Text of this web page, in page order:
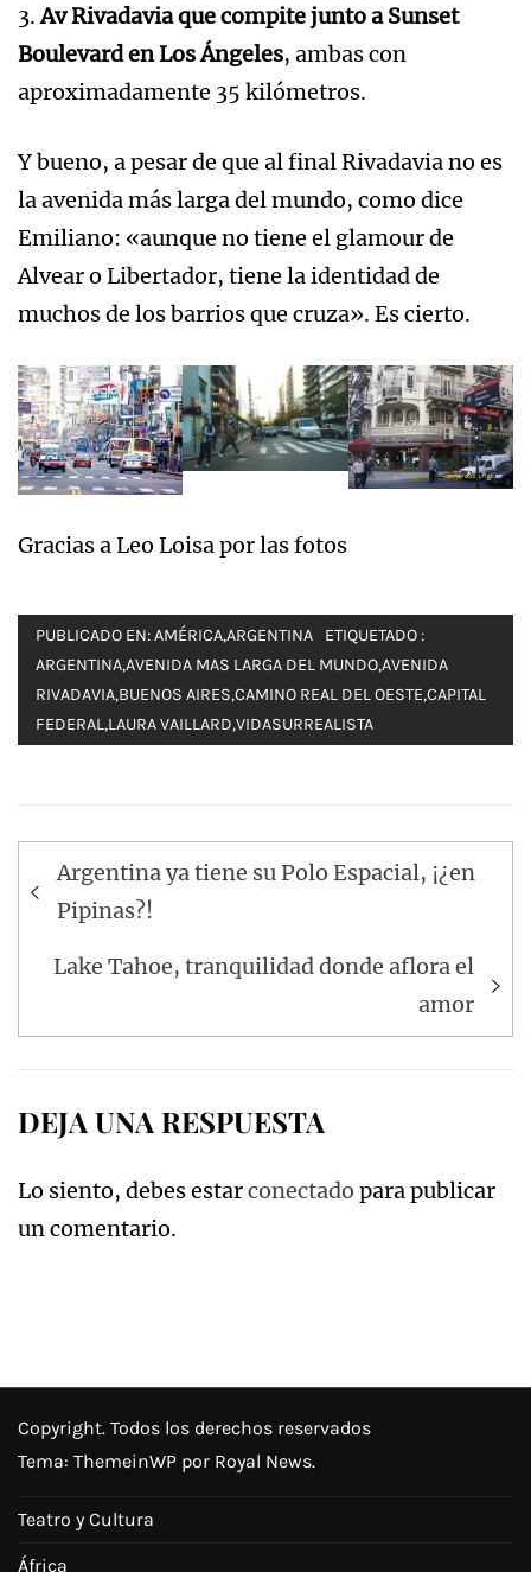
3.Av Rivadavia que compite junto a Sunset
Boulevard en Los Ángeles, ambas con
aproximadamente 35 kilómetros.
Y bueno, a pesar de que al final Rivadavia no es
la avenida más larga del mundo, como dice
Emiliano: «aunque no tiene el glamour de
Alvear o Libertador, tiene la identidad de
muchos de los barrios que cruza». Es cierto.
Gracias a Leo Loisa por las fotos
PUBLICADO EN:AMÉRICA,ARGENTINA
ETIQUETADO :
ARGENTINA,AVENIDA MAS LARGA DEL MUNDO,AVENIDA
RIVADAVIA,BUENOS AIRES,CAMINO REAL DEL OESTE,CAPITAL
FEDERAL,LAURA VAILLARD,VIDASURREALISTA
Navegación
de
entradas
Argentina ya tiene su Polo Espacial, ¡¿en
Pipinas?!
Lake Tahoe, tranquilidad donde aflora el
amor
DEJA UNA RESPUESTA
Lo siento, debes estarconectado para publicar
un comentario.
Copyright. Todos los derechos reservados
Tema: ThemeinWP por Royal News.
Teatro y Cultura
África